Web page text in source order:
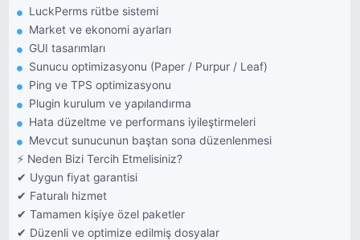
LuckPerms rütbe sistemi
Market ve ekonomi ayarları
GUI tasarımları
Sunucu optimizasyonu (Paper / Purpur / Leaf)
Ping ve TPS optimizasyonu
Plugin kurulum ve yapılandırma
Hata düzeltme ve performans iyileştirmeleri
Mevcut sunucunun baştan sona düzenlenmesi
⚡ Neden Bizi Tercih Etmelisiniz?
✔ Uygun fiyat garantisi
✔ Faturalı hizmet
✔ Tamamen kişiye özel paketler
✔ Düzenli ve optimize edilmiş dosyalar